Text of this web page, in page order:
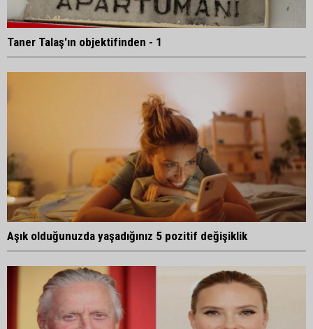
Taner Talaş'ın objektifinden - 1
Aşık olduğunuzda yaşadığınız 5 pozitif değişiklik